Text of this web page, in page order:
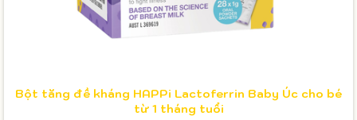
Bột tăng đề kháng HAPPi Lactoferrin Baby Úc cho bé
từ 1 tháng tuổi